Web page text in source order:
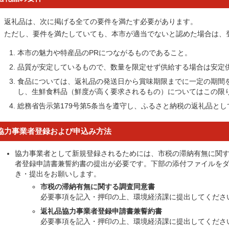
礼品は、次に掲げる全ての要件を満たす必要があります。
だし、要件を満たしていても、本市が適当でないと認めた場合は、
本市の魅力や特産品のPRにつながるものであること。
品質が安定しているもので、数量を限定せず供給する場合は安定
食品については、返礼品の発送日から賞味期限までに一定の期間
し、生鮮食料品（鮮度が高く要求されるもの）についてはこの限
総務省告示第179号第5条当を遵守し、ふるさと納税の返礼品と
力事業者登録および申込み方法
協力事業者として新規登録されるためには、市税の滞納有無に関
者登録申請書兼誓約書の提出が必要です。下部の添付ファイルを
き・提出をお願いします。
市税の滞納有無に関する調査同意書
必要事項を記入・押印の上、環境経済課に提出してくださ
返礼品協力事業者登録申請書兼誓約書
必要事項を記入・押印の上、環境経済課に提出してくださ